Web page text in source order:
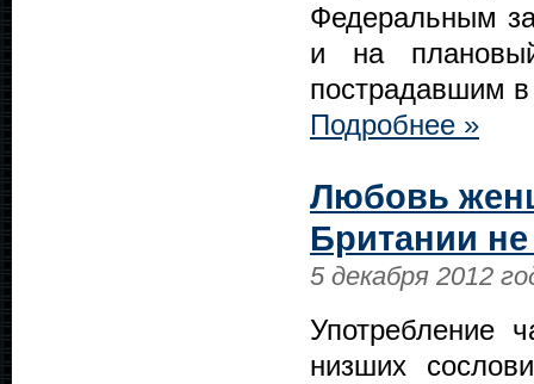
Федеральным
и на
пострадавшим в
Подробнее »
Любовь
Британии
5 декабря 2012
Употребление
низших